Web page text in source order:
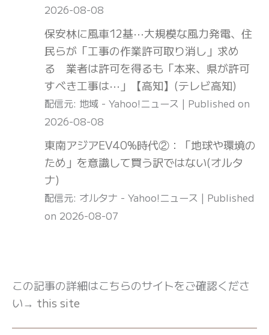
2026-08-08
保安林に風車12基⋯大規模な風力発電、住
民らが「工事の作業許可取り消し」求め
る 業者は許可を得るも「本来、県が許可
すべき工事は⋯」【高知】(テレビ高知)
配信元: 地域 - Yahoo!ニュース
Published on
2026-08-08
東南アジアEV40%時代②：「地球や環境の
ため」を意識して買う訳ではない(オルタ
ナ)
配信元: オルタナ - Yahoo!ニュース
Published
on 2026-08-07
この記事の詳細はこちらのサイトをご確認くださ
い→ this site